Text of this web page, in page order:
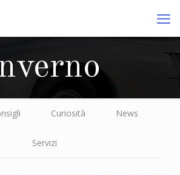
Curiosità News
Servizi